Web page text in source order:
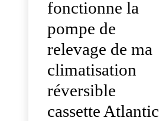
fonctionne la
pompe de
relevage de ma
climatisation
réversible
cassette Atlantic